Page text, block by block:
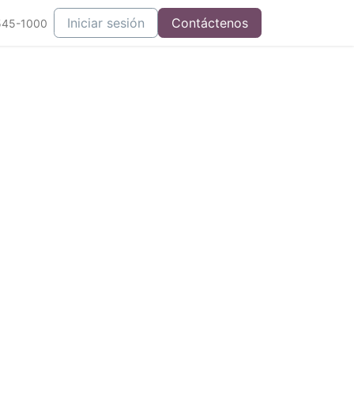
1000 Iniciar sesión Contáctenos